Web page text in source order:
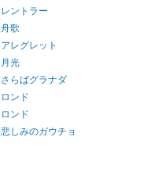
レントラー
舟歌
アレグレット
月光
さらばグラナダ
ロンド
ロンド
悲しみのガウチョ